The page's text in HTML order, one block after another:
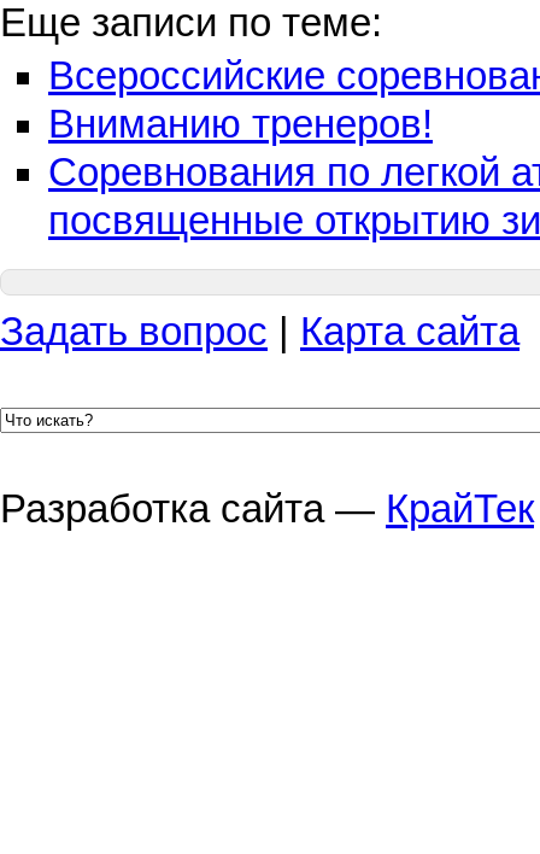
Еще записи по теме:
Всероссийские
Вниманию тренеров!
Соревнования по легкой
посвященные открытию
Задать вопрос Карта сайта
Разработка сайта — КрайТек